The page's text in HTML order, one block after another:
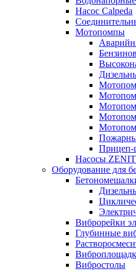
Насос Calpeda
Мотопомпы
Прицеп-
Насосы ZENIT
Оборудование для
Виброрейки
Глубинные
Вибростолы